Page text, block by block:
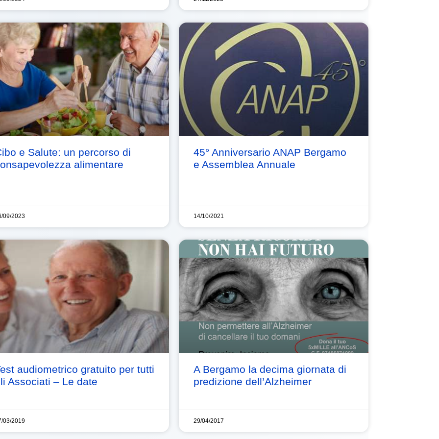
e Salute: un percorso di
alimentare
09/2023
45° Anniversario ANAP Bergamo
e Assemblea Annuale
14/10/2021
audiometrico gratuito per tutti
Associati – Le date
03/2019
A Bergamo la decima giornata di
predizione dell’Alzheimer
29/04/2017